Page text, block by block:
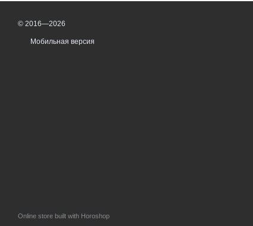
© 2016—2026
Мобильная версия
Online store built with Horoshop